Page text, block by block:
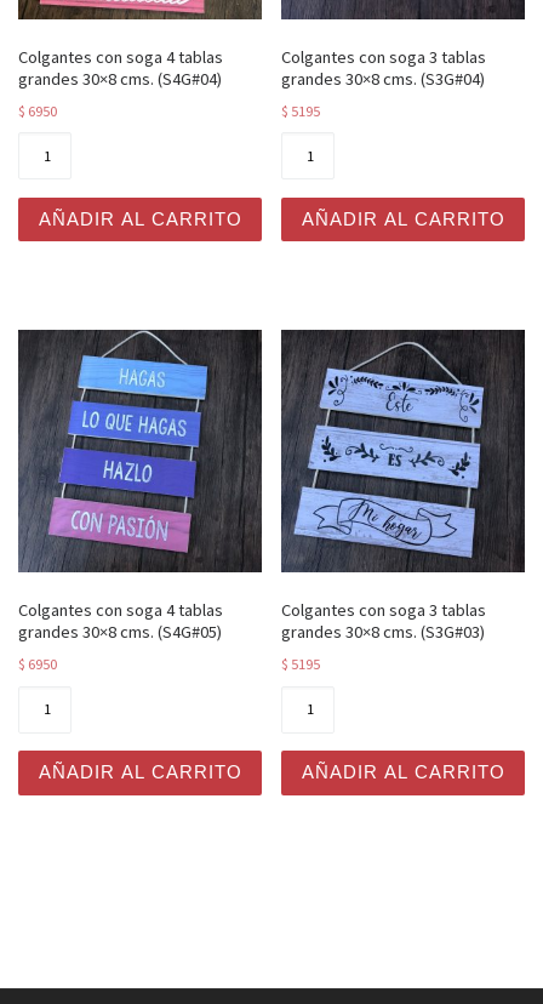
Colgantes con soga 4 tablas
grandes 30×8 cms. (S4G#04)
$ 6950
AÑADIR AL CARRITO
Colgantes con soga 3 tablas
grandes 30×8 cms. (S3G#04)
$ 5195
AÑADIR AL CARRITO
Colgantes con soga 4 tablas
grandes 30×8 cms. (S4G#05)
$ 6950
AÑADIR AL CARRITO
Colgantes con soga 3 tablas
grandes 30×8 cms. (S3G#03)
$ 5195
AÑADIR AL CARRITO